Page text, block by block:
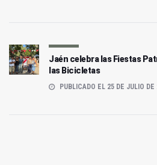
Jaén celebra las Fiestas
las Bicicletas
PUBLICADO EL 25 DE JULIO DE